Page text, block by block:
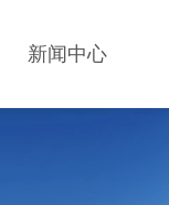
新闻中心